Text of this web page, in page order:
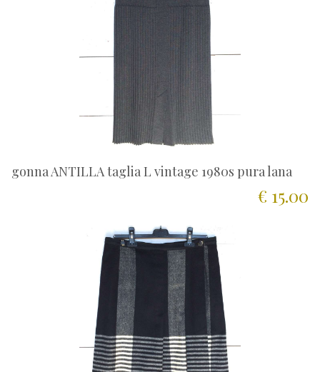
gonna ANTILLA taglia L vintage 1980s pura lana
€ 15.00